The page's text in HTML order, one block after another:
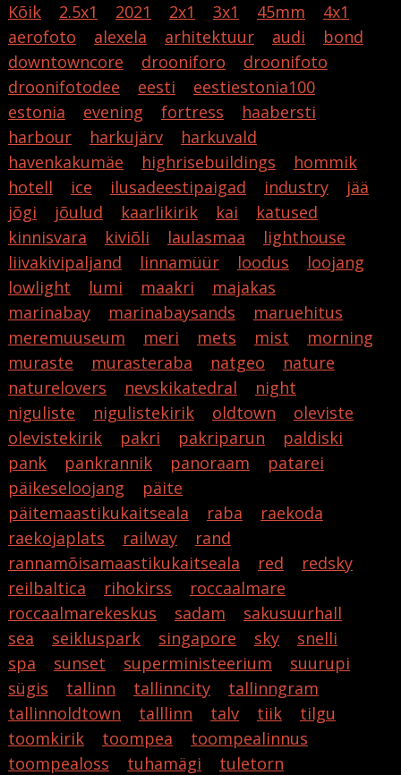
Kõik 2.5x1 2021 2x1 3x1 45mm
4x1
aerofoto
alexela arhitektuur audi
bond
downtowncore
drooniforo
droonifoto
droonifotodee
eesti
eestiestonia100
estonia
evening fortress
haabersti
harbour
harkujärv
harkuvald
havenkakumäe
highrisebuildings
hommik
hotell
ice ilusadeestipaigad industry
jää
jõgi
jõulud kaarlikirik kai
katused
kinnisvara
kiviõli laulasmaa
lighthouse
liivakivipaljand
linnamüür loodus
loojang
lowlight
lumi maakri
majakas
marinabay
marinabaysands
maruehitus
meremuuseum
meri mets mist
morning
muraste
murasteraba natgeo
nature
naturelovers
nevskikatedral
night
niguliste
nigulistekirik oldtown
oleviste
olevistekirik
pakri pakriparun
paldiski
pank
pankrannik panoraam
patarei
päikeseloojang
päite
päitemaastikukaitseala
raba
raekoda
raekojaplats
railway
rand
rannamõisamaastikukaitseala
red
redsky
reilbaltica
rihokirss
roccaalmare
roccaalmarekeskus
sadam
sakusuurhall
sea
seikluspark singapore sky
snelli
spa
sunset superministeerium
suurupi
sügis
tallinn tallinncity
tallinngram
tallinnoldtown
talllinn talv tiik
tilgu
toomkirik
toompea
toompealinnus
toompealoss
tuhamägi tuletorn